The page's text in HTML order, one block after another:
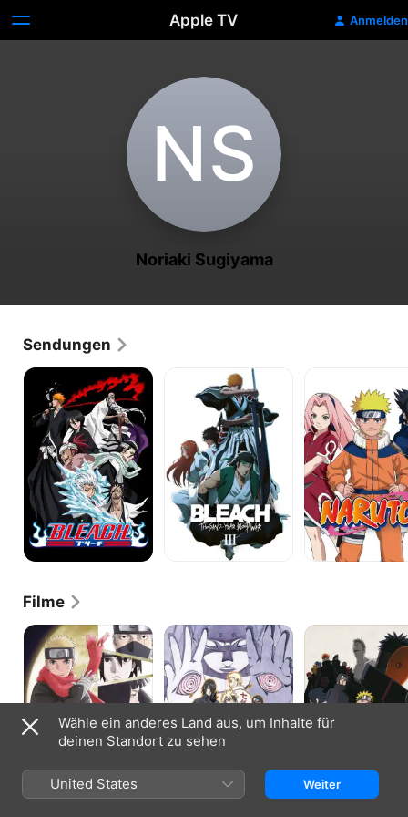
Apple TV Anmelden
N‌S
Noriaki Sugiyama
Sendungen
Bleach
Thousand
War
Filme
The
Last:
Naruto
the
Movie
Boruto:
Naruto
the
Movie
Road
Ninja
-
Naruto
the
Movie
Wähle ein anderes Land aus, um Inhalte für
deinen Standort zu sehen
United States Weiter